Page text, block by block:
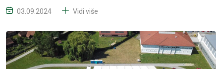
03.09.2024 Vidi više